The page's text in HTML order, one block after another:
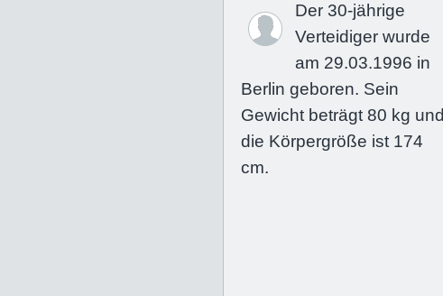
Der 30-jährige
Verteidiger wurde
am 29.03.1996 in
Berlin geboren. Sein
Gewicht beträgt 80 kg und
die Körpergröße ist 174
cm.